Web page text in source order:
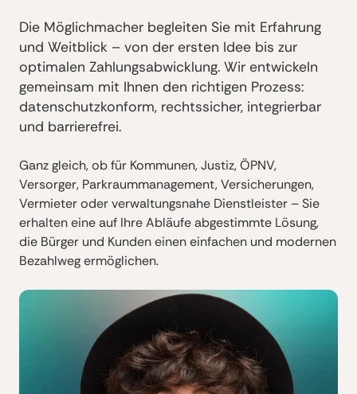
Die Möglichmacher begleiten Sie mit Erfahrung
und Weitblick – von der ersten Idee bis zur
optimalen Zahlungsabwicklung. Wir entwickeln
gemeinsam mit Ihnen den richtigen Prozess:
datenschutzkonform, rechtssicher, integrierbar
und barrierefrei.
Ganz gleich, ob für Kommunen, Justiz, ÖPNV,
Versorger, Parkraummanagement, Versicherungen,
Vermieter oder verwaltungsnahe Dienstleister – Sie
erhalten eine auf Ihre Abläufe abgestimmte Lösung,
die Bürger und Kunden einen einfachen und modernen
Bezahlweg ermöglichen.